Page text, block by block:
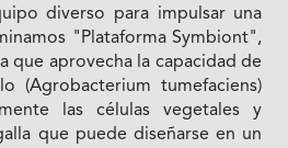
diverso para impulsar una
"Plataforma Symbiont",
que aprovecha la capacidad de
(Agrobacterium tumefaciens)
las células vegetales y
que puede diseñarse en un